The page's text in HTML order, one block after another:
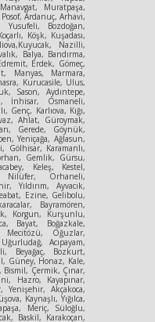
Muratpaşa,
Ardanuç, Arhavi,
Bozdoğan,
Köşk, Kuşadası,
Nazilli,
Balya, Bandırma,
Erdek, Gömeç,
Manyas, Marmara,
Kurucasile, Ulus,
Sason, Aydıntepe,
İnhisar, Osmaneli,
Genç, Karlıova, Kığı,
Ahlat, Güroymak,
Gerede, Göynük,
Yeniçağa, Ağlasun,
Gölhisar, Karamanlı,
Gemlik, Gürsu,
Keleş, Kestel,
Nilüfer, Orhaneli,
Yıldırım, Ayvacık,
Ezine, Gelibolu,
Bayramören,
Korgun, Kurşunlu,
Bayat, Boğazkale,
Mecitözü, Oğuzlar,
Acıpayam,
Beyağaç, Bozkurt,
Güney, Honaz, Kale,
Bismil, Çermik, Çınar,
Hazro, Kayapınar,
Akçakoca,
Kaynaşlı, Yığılca,
Meriç, Süloğlu,
Baskil, Karakoçan,